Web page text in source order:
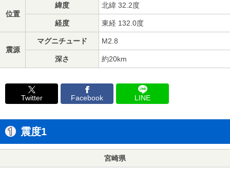
位置
緯度 北緯 32.2度
経度 東経 132.0度
震源
マグニチュード M2.8
深さ 約20km
Twitter Facebook LINE
震度1
宮崎県